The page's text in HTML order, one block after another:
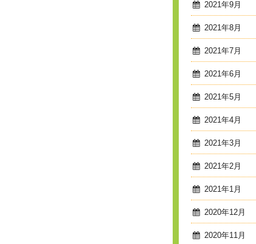
2021年9月
2021年8月
2021年7月
2021年6月
2021年5月
2021年4月
2021年3月
2021年2月
2021年1月
2020年12月
2020年11月